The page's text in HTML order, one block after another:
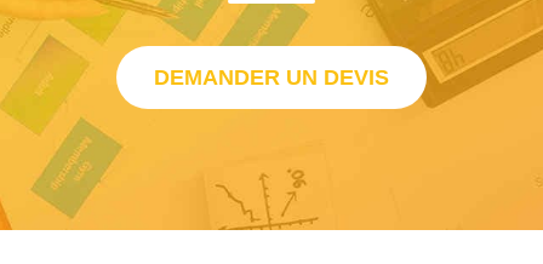
DEMANDER UN DEVIS